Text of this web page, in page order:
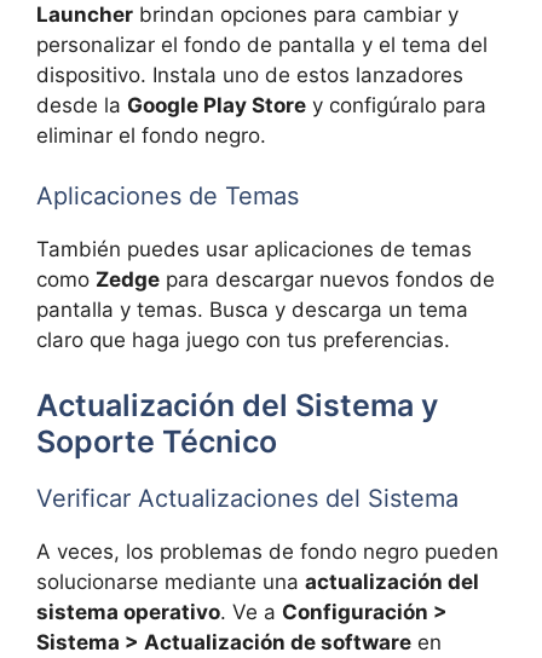
Launcher brindan opciones para cambiar y
personalizar el fondo de pantalla y el tema del
dispositivo. Instala uno de estos lanzadores
desde la Google Play Store y configúralo para
eliminar el fondo negro.
Aplicaciones de Temas
También puedes usar aplicaciones de temas
como Zedge para descargar nuevos fondos de
pantalla y temas. Busca y descarga un tema
claro que haga juego con tus preferencias.
Actualización del Sistema y
Soporte Técnico
Verificar Actualizaciones del Sistema
A veces, los problemas de fondo negro pueden
solucionarse mediante una actualización del
sistema operativo. Ve a Configuración >
Sistema > Actualización de software en